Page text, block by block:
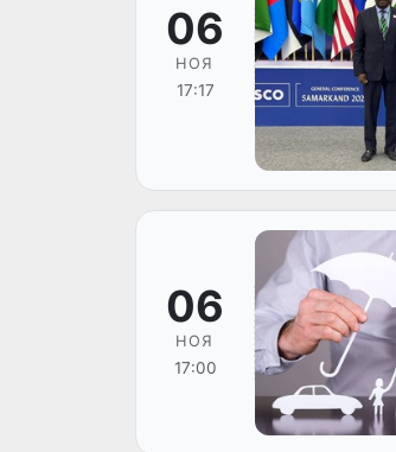
06
НОЯ
17:17
06
НОЯ
17:00